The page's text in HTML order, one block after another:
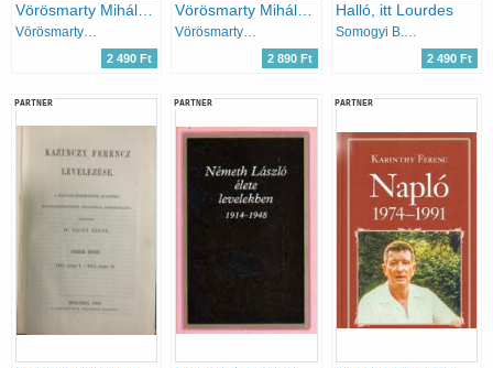
Vörösmarty Mihály levelezése (Vörösmarty M. összes művei 17.)
Vörösmarty Mihály
2 490 Ft
Vörösmarty Mihály levelezése (Vörösmarty M. összes művei 18.)
Vörösmarty Mihály
2 890 Ft
Halló, itt Lourdes
Somogyi B. Gergő
2 490 Ft
PARTNER PARTNER PARTNER